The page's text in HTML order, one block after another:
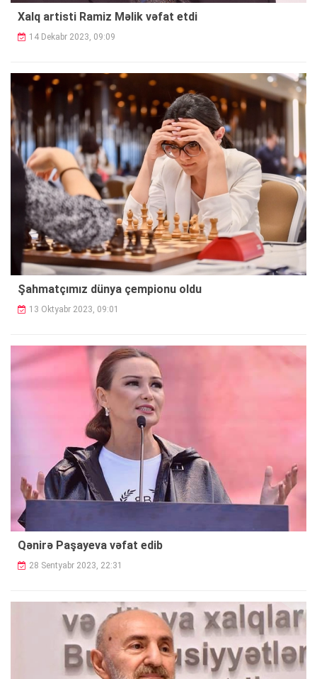
Xalq artisti Ramiz Məlik vəfat etdi
14 Dekabr 2023, 09:09
Şahmatçımız dünya çempionu oldu
13 Oktyabr 2023, 09:01
Qənirə Paşayeva vəfat edib
28 Sentyabr 2023, 22:31